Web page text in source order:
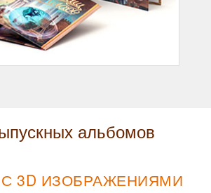
альбомов
3D ИЗОБРАЖЕНИЯМИ